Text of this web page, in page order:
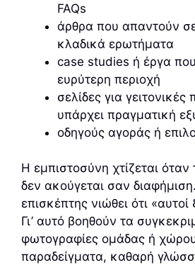
FAQs
άρθρα που απαντούν
κλαδικά ερωτήματα
case studies ή έργα
ευρύτερη περιοχή
σελίδες για γειτονικές
υπάρχει πραγματική
οδηγούς αγοράς ή
Η εμπιστοσύνη χτίζεται όταν
δεν ακούγεται σαν
επισκέπτης νιώθει ότι «αυτοί
Γι’ αυτό βοηθούν τα
φωτογραφίες ομάδας ή
παραδείγματα, καθαρή